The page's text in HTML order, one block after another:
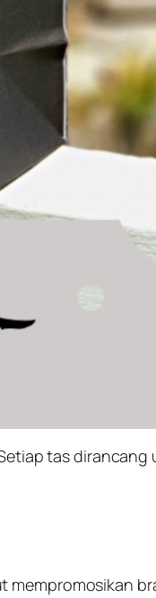
tas
mempromosikan